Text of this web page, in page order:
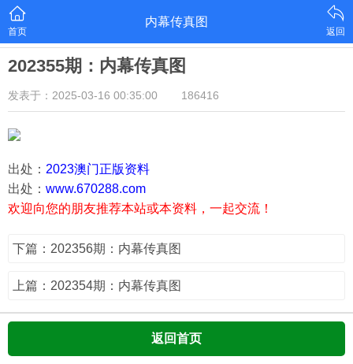
首页
内幕传真图
返回
202355期：内幕传真图
发表于：2025-03-16 00:35:00 186416
出处： 2023澳门正版资料
出处： www.670288.com
欢迎向您的朋友推荐本站或本资料，一起交流！
下篇：202356期：内幕传真图
上篇：202354期：内幕传真图
返回首页